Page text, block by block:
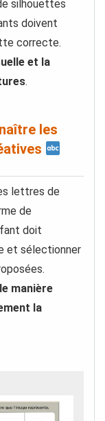
silhouettes
doivent
correcte.
et la
.
les
lettres de
de
doit
et sélectionner
manière
la